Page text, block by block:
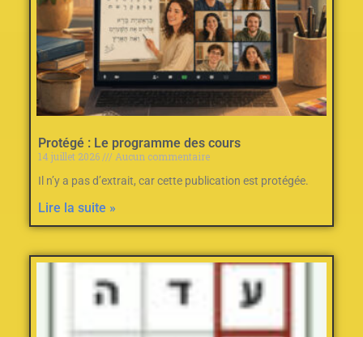
Protégé : Le programme des cours
14 juillet 2026
Aucun commentaire
Il n’y a pas d’extrait, car cette publication est protégée.
Lire la suite »